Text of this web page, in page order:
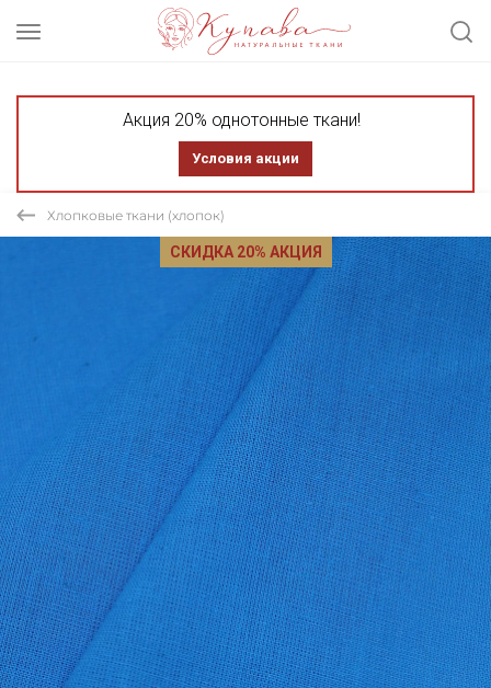
Акция 20% однотонные ткани!
Условия акции
Хлопковые ткани (хлопок)
СКИДКА 20% АКЦИЯ